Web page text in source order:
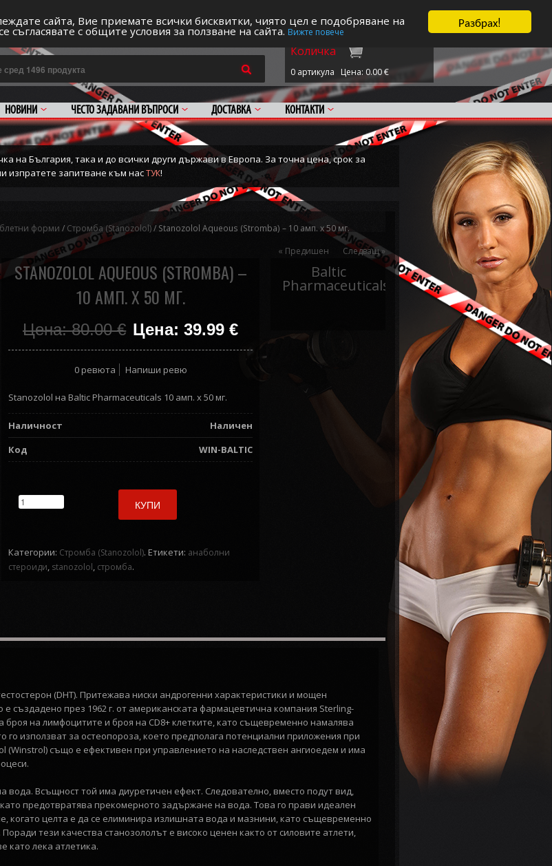
Разбрах!
сайта, Вие приемате всички бисквитки, чиято цел е подобряване на
съгласявате с общите условия за ползване на сайта. Вижте повече
0 артикулаЦена: 0.00
Регистрация/Вход|Поръчка|
Количка
0 артикула Цена: 0.00€
НОВИНИ ЧЕСТО ЗАДАВАНИ ВЪПРОСИ ДОСТАВКА КОНТАКТИ
на България, така и до всички други държави в Европа. За точна цена, срок за
изпратете запитване към насТУК!
форми / Стромба (Stanozolol)/ Stanozolol Aqueous (Stromba) – 10 амп. х 50 мг.
« Предишен
Следващ »
STANOZOLOL AQUEOUS (STROMBA) –
10 АМП. Х 50 МГ.
Цена: 80.00€ Цена: 39.99€
0 ревюта Напиши ревю
Stanozolol на Baltic Pharmaceuticals 10 амп. х 50 мг.
Наличност
Наличен
Код
WIN-BALTIC
КУПИ
Категории: Стромба (Stanozolol). Етикети: анаболни
стероиди, stanozolol, стромба.
Baltic
Pharmaceuticals
(DHT). Притежава ниски андрогенни характеристики и мощен
създадено през 1962 г. от американската фармацевтична компания Sterling-
на лимфоцитите и броя на CD8+ клетките, като същевременно намалява
го използват за остеопороза, което предполага потенциални приложения при
(Winstrol) също е ефективен при управлението на наследствен ангиоедем и има
Всъщност той има диуретичен ефект. Следователно, вместо подут вид,
предотвратява прекомерното задържане на вода. Това го прави идеален
когато целта е да се елиминира излишната вода и мазнини, като същевременно
тези качества станозололът е високо ценен както от силовите атлети,
като лека атлетика.